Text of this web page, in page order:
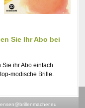
Sie Ihr Abo bei
Sie ihr Abo einfach
modische Brille.